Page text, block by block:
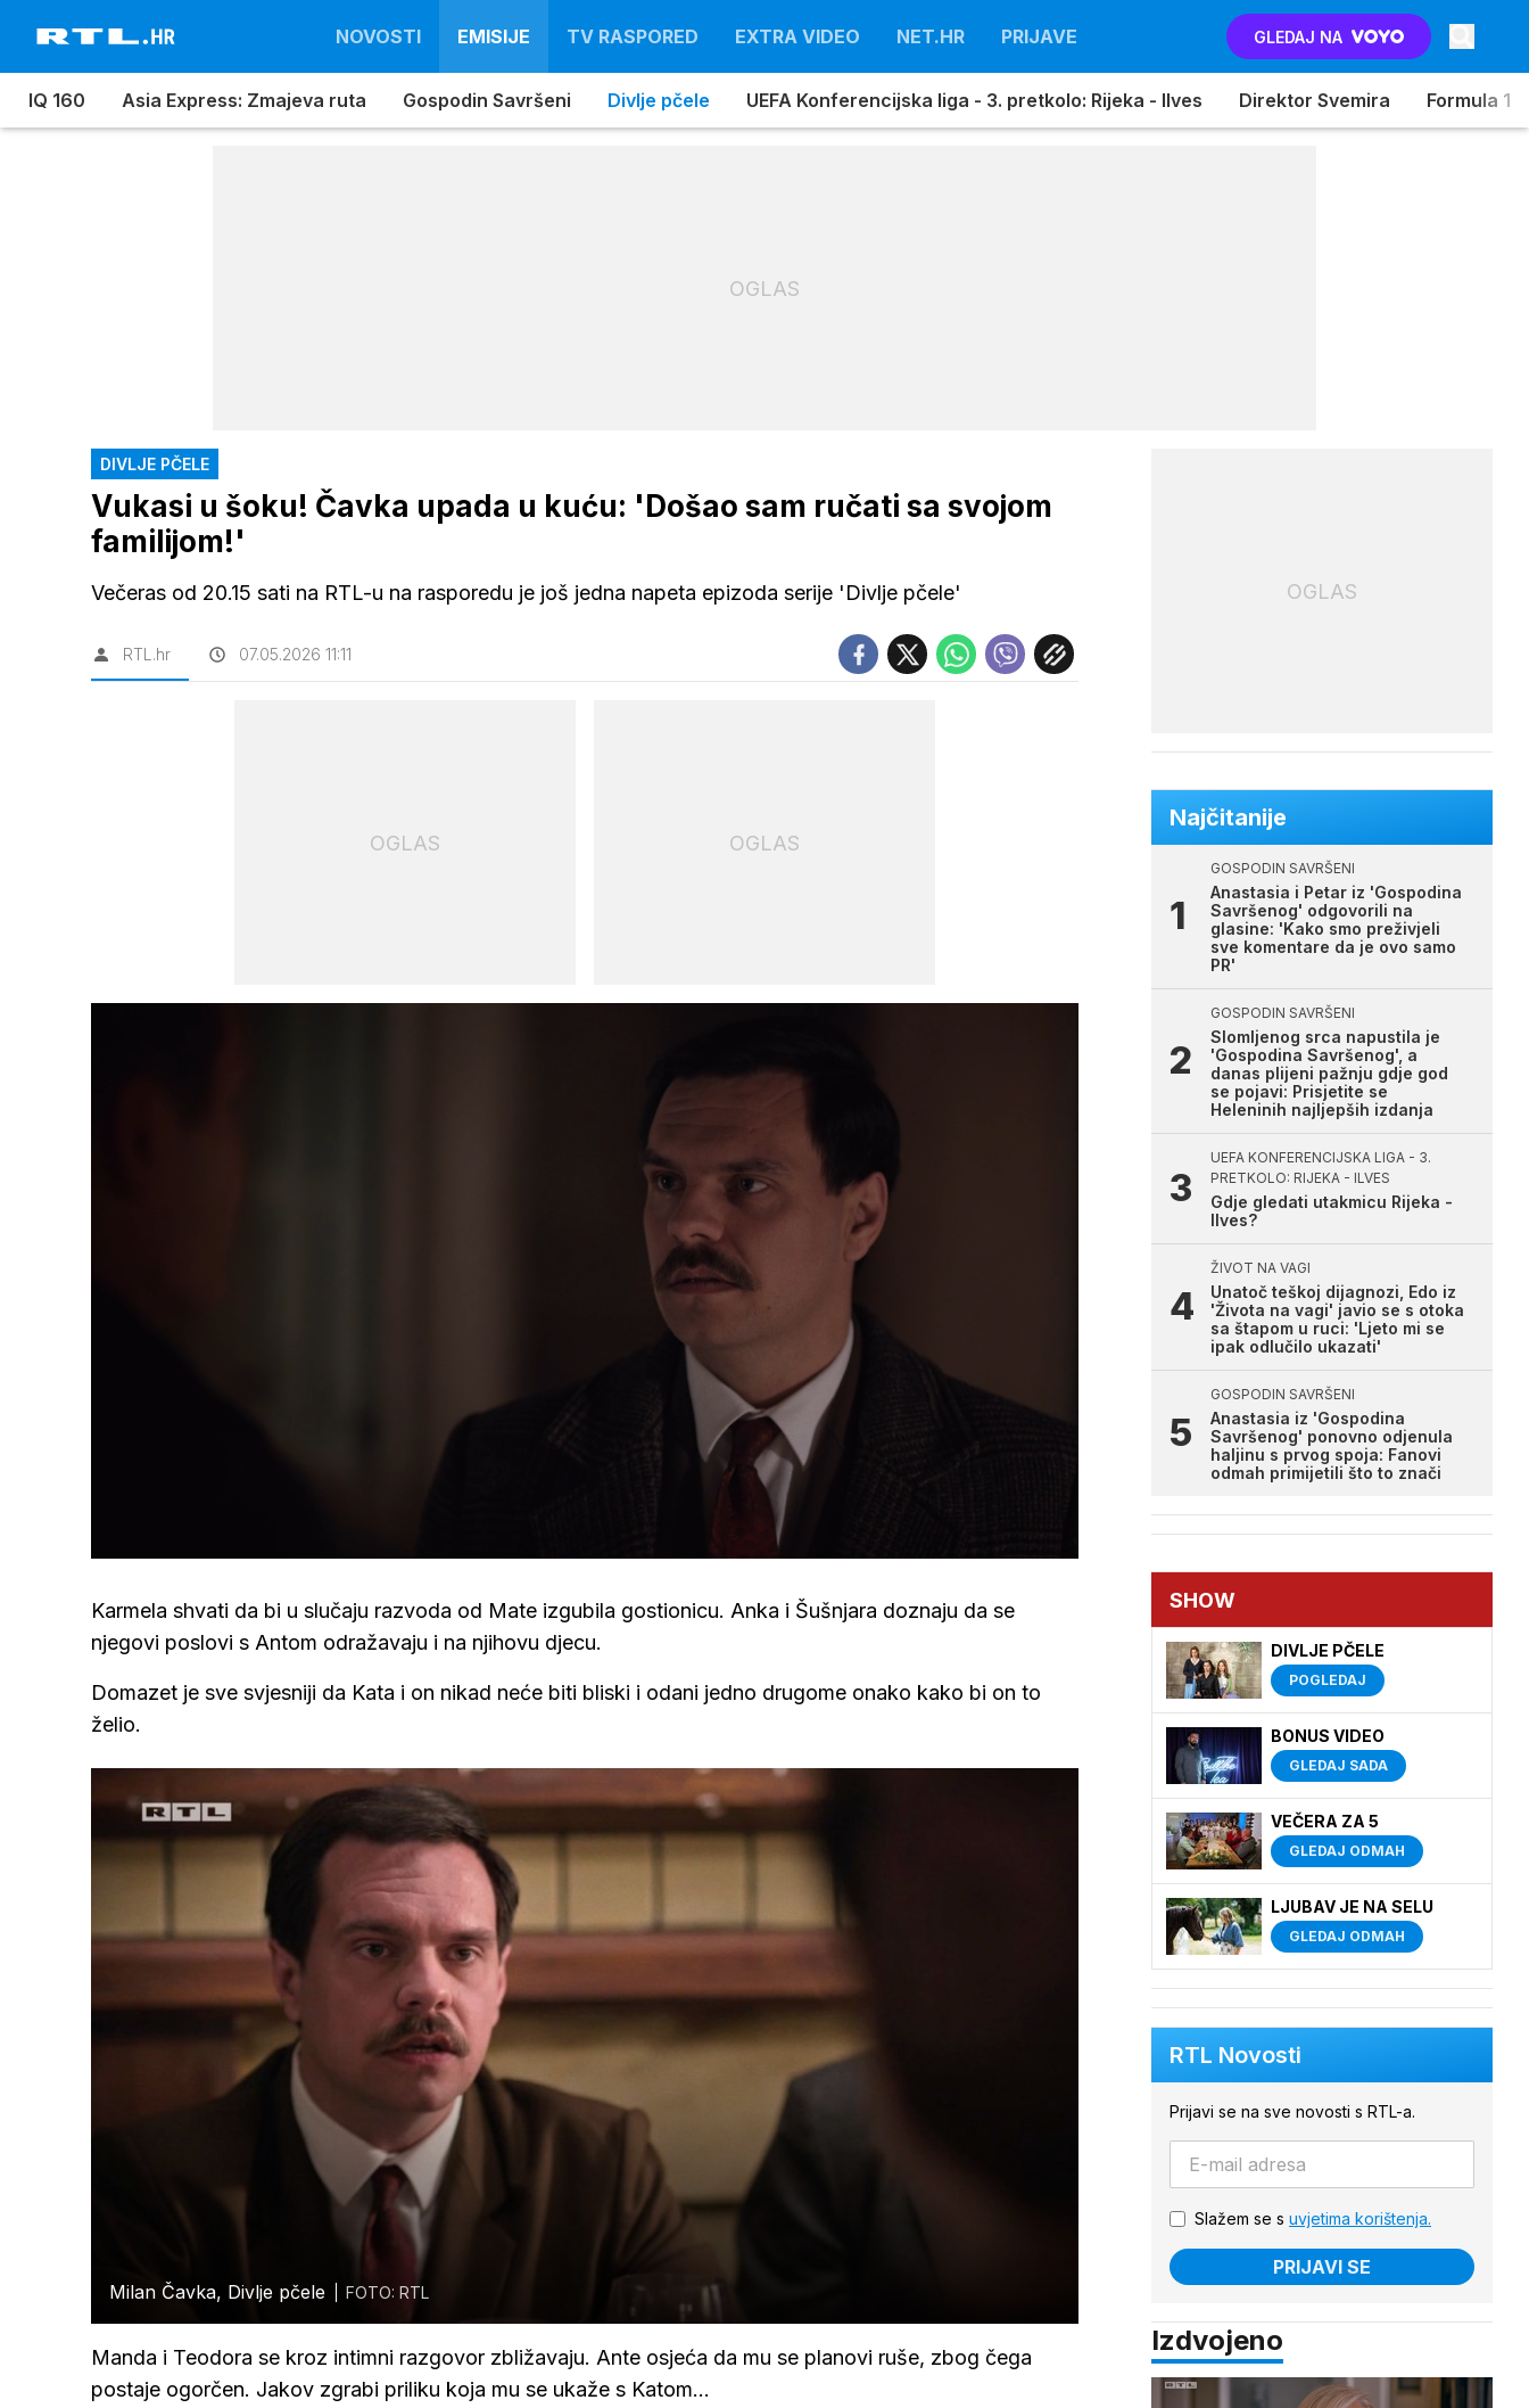
NOVOSTI EMISIJE TV RASPORED EXTRA VIDEO NET.HR PRIJAVE GLEDAJ NA
IQ 160 Asia Express: Zmajeva ruta Gospodin Savršeni Divlje pčele UEFA Konferencijska liga - 3. pretkolo: Rijeka - Ilves Direktor Svemira Formula 1
OGLAS
DIVLJE PČELE
Vukasi u šoku! Čavka upada u kuću: 'Došao sam ručati sa svojom
familijom!'
Večeras od 20.15 sati na RTL-u na rasporedu je još jedna napeta epizoda serije 'Divlje pčele'
RTL.hr 07.05.2026 11:11
OGLAS OGLAS
zvuk
Karmela shvati da bi u slučaju razvoda od Mate izgubila gostionicu. Anka i Šušnjara doznaju da se
njegovi poslovi s Antom odražavaju i na njihovu djecu.
Domazet je sve svjesniji da Kata i on nikad neće biti bliski i odani jedno drugome onako kako bi on to
želio.
Milan Čavka, Divlje pčele FOTO: RTL
Manda i Teodora se kroz intimni razgovor zbližavaju. Ante osjeća da mu se planovi ruše, zbog čega
postaje ogorčen. Jakov zgrabi priliku koja mu se ukaže s Katom...
OGLAS
Najčitanije
GOSPODIN SAVRŠENI
Anastasia i Petar iz 'Gospodina
Savršenog' odgovorili na
glasine: 'Kako smo preživjeli
sve komentare da je ovo samo
PR'
GOSPODIN SAVRŠENI
Slomljenog srca napustila je
'Gospodina Savršenog', a
danas plijeni pažnju gdje god
se pojavi: Prisjetite se
Heleninih najljepših izdanja
UEFA KONFERENCIJSKA LIGA - 3.
PRETKOLO: RIJEKA - ILVES
Gdje gledati utakmicu Rijeka -
Ilves?
ŽIVOT NA VAGI
Unatoč teškoj dijagnozi, Edo iz
'Života na vagi' javio se s otoka
sa štapom u ruci: 'Ljeto mi se
ipak odlučilo ukazati'
GOSPODIN SAVRŠENI
Anastasia iz 'Gospodina
Savršenog' ponovno odjenula
haljinu s prvog spoja: Fanovi
odmah primijetili što to znači
SHOW
DIVLJE PČELE
POGLEDAJ
BONUS VIDEO
GLEDAJ SADA
VEČERA ZA 5
GLEDAJ ODMAH
LJUBAV JE NA SELU
GLEDAJ ODMAH
RTL Novosti
Prijavi se na sve novosti s RTL-a.
Slažem se s uvjetima korištenja.
PRIJAVI SE
Izdvojeno